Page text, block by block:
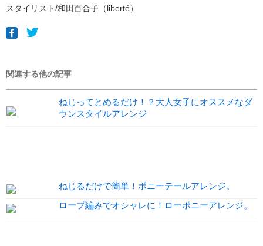
スタイリスト/和田百合子（liberté）
関連する他の記事
ねじってとめるだけ！？大人女子にオススメなダ
ウンスタイルアレンジ
ねじるだけで簡単！ポニーテールアレンジ。
ロープ編みでオシャレに！ローポニーアレンジ。